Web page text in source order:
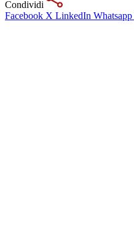
Condividi
Facebook X LinkedIn Whatsapp